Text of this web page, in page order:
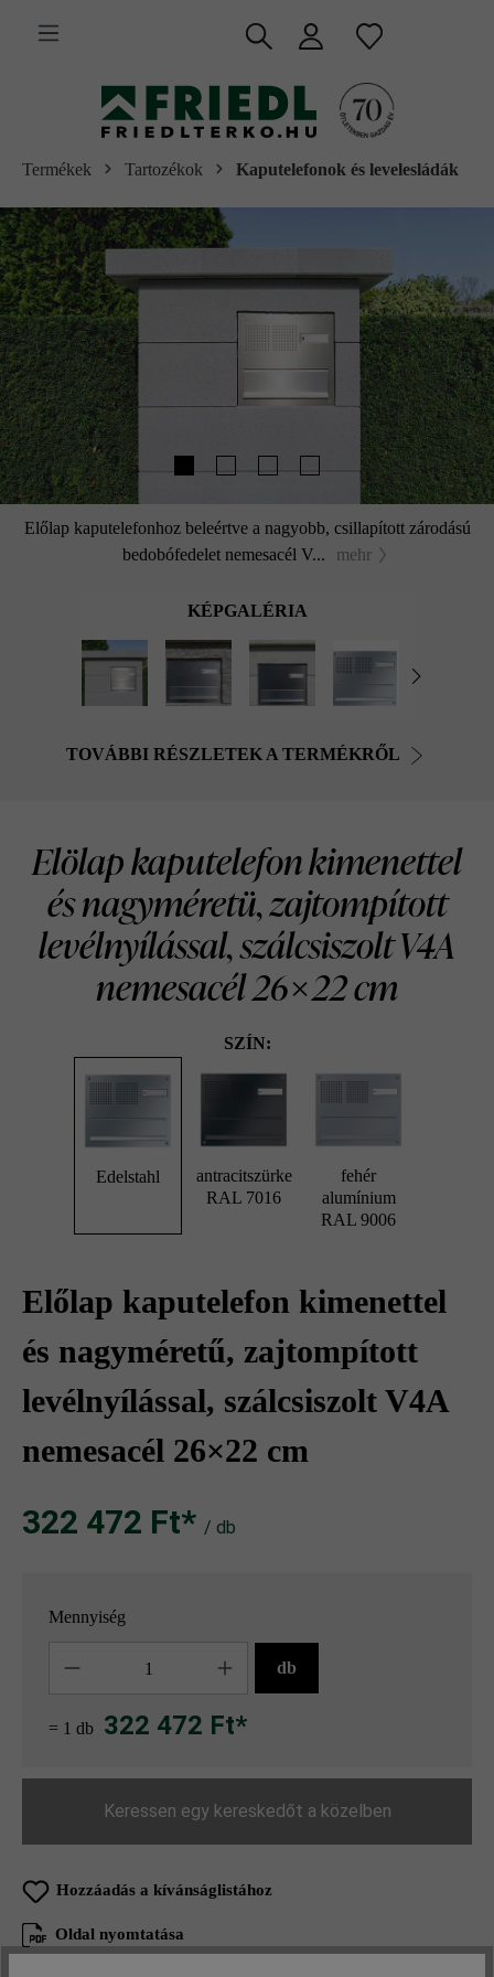
tartalomra
Termékek Tartozékok Kaputelefonok és levelesládák
Előlap kaputelefonhoz beleértve a nagyobb, csillapított zárodású
bedobófedelet nemesacél V...
mehr
KÉPGALÉRIA
TOVÁBBI RÉSZLETEK A TERMÉKRŐL
Elölap kaputelefon kimenettel
és nagyméretü, zajtompított
levélnyílással, szálcsiszolt V4A
nemesacél 26×22 cm
SZÍN:
Edelstahl
antracitszürke
RAL 7016
fehér
alumínium
RAL 9006
Előlap kaputelefon kimenettel
és nagyméretű, zajtompított
levélnyílással, szálcsiszolt V4A
nemesacél 26×22 cm
322 472 Ft‎‎‎* / db
Mennyiség
db
= 1 db 322 472 Ft*
Keressen egy kereskedőt a közelben
Hozzáadás a kívánságlistához
Oldal nyomtatása